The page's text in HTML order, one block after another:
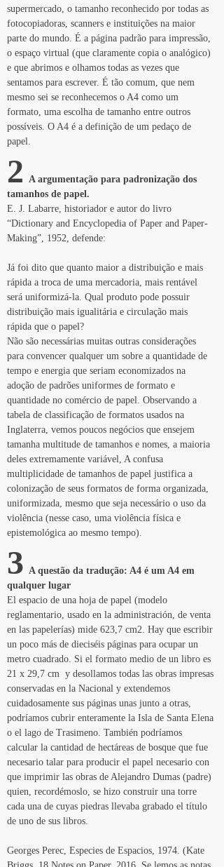
supermercado, o tamanho reconhecido por todas as
fotocopiadoras, scanners e instituições na maior
parte do mundo. É a página padrão para impressão,
o espaço virtual (que claramente copia o analógico)
e que abrimos e olhamos todas as vezes que
sentamos para escrever. É tão comum, que nem
mesmo sei se reconhecemos o A4 como um
formato, uma escolha de tamanho entre outros
possíveis. O A4 é a definição de um pedaço de
papel.
2 A argumentação para padronização dos
tamanhos de papel.
E. J. Labarre, historiador e autor do livro
“Dictionary and Encyclopedia of Paper and Paper-
Making”, 1952, defende:
Já foi dito que quanto maior a distribuição e mais
rápida a troca de uma mercadoria, mais rentável
será uniformizá-la. Qual produto pode possuir
distribuição mais igualitária e circulação mais
rápida que o papel?
Não são necessárias muitas outras considerações
para convencer qualquer um sobre a quantidade de
tempo e energia que seriam economizados na
adoção de padrões uniformes de formato e
quantidade no comércio de papel. Observando a
tabela de classificação de formatos usados na
Inglaterra, vemos poucos negócios que ensejem
tamanha multitude de tamanhos e nomes, a maioria
deles extremamente variável, A confusa
multiplicidade de tamanhos de papel justifica a
colonização de seus formatos de forma organizada,
uniformizada, mesmo que seja necessário o uso da
violência (nesse caso, uma violência física e
epistemológica ao mesmo tempo).
3 A questão da tradução: A4 é um A4 em
qualquer lugar
El espacio de una hoja de papel (modelo
reglamentario, usado en la administración, de venta
en las papelerías) mide 623,7 cm2. Hay que escribir
un poco más de dieciséis páginas para ocupar un
metro cuadrado. Si el formato medio de un libro es
21 x 29,7 cm  y desollamos todas las obras impresas
conservadas en la Nacional y extendemos
cuidadosamente sus páginas unas junto a otras,
podríamos cubrir enteramente la Isla de Santa Elena
o el lago de Trasimeno. También podríamos
calcular la cantidad de hectáreas de bosque que fue
necesario talar para producir el papel necesario con
que imprimir las obras de Alejandro Dumas (padre)
quien, recordémoslo, se hizo construir una torre
cada una de cuyas piedras llevaba grabado el título
de uno de sus libros.
Georges Perec, Especies de Espacios, 1974. (Kate